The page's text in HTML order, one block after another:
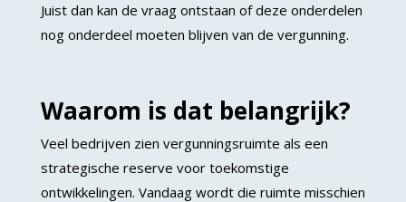
Juist dan kan de vraag ontstaan of deze onderdelen
nog onderdeel moeten blijven van de vergunning.
Waarom is dat belangrijk?
Veel bedrijven zien vergunningsruimte als een
strategische reserve voor toekomstige
ontwikkelingen. Vandaag wordt die ruimte misschien